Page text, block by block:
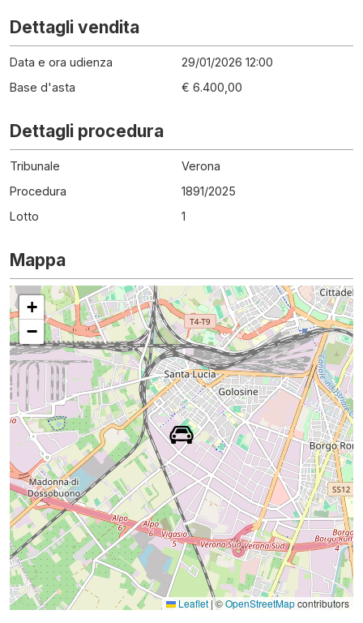
Dettagli vendita
Data e ora udienza
29/01/2026 12:00
Base d'asta
€ 6.400,00
Dettagli procedura
Tribunale
Verona
Procedura
1891/2025
Lotto
1
Mappa
+
−
Leaflet |©OpenStreetMapcontributors